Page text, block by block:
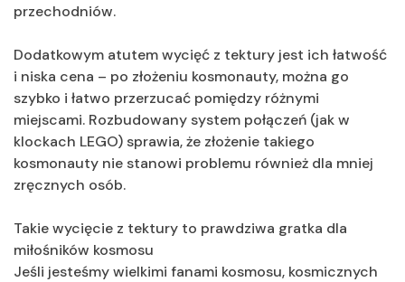
przechodniów.
Dodatkowym atutem wycięć z tektury jest ich łatwość
i niska cena – po złożeniu kosmonauty, można go
szybko i łatwo przerzucać pomiędzy różnymi
miejscami. Rozbudowany system połączeń (jak w
klockach LEGO) sprawia, że złożenie takiego
kosmonauty nie stanowi problemu również dla mniej
zręcznych osób.
Takie wycięcie z tektury to prawdziwa gratka dla
miłośników kosmosu
Jeśli jesteśmy wielkimi fanami kosmosu, kosmicznych